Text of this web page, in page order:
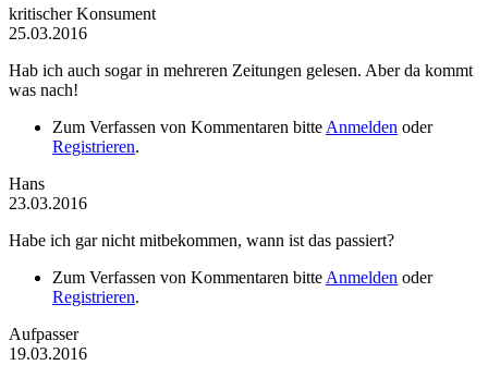
kritischer Konsument
25.03.2016
Hab ich auch sogar in mehreren Zeitungen gelesen. Aber da kommt
was nach!
Zum Verfassen von Kommentaren bitte Anmelden oder
Registrieren.
Hans
23.03.2016
Habe ich gar nicht mitbekommen, wann ist das passiert?
Zum Verfassen von Kommentaren bitte Anmelden oder
Registrieren.
Aufpasser
19.03.2016